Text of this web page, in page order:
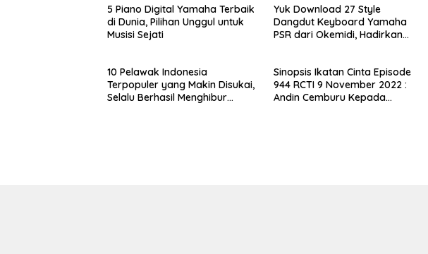
5 Piano Digital Yamaha Terbaik
di Dunia, Pilihan Unggul untuk
Musisi Sejati
Yuk Download 27 Style
Dangdut Keyboard Yamaha
PSR dari Okemidi, Hadirkan
10 Pelawak Indonesia
Terpopuler yang Makin Disukai,
Selalu Berhasil Menghibur
Sinopsis Ikatan Cinta Episode
944 RCTI 9 November 2022 :
Andin Cemburu Kepada